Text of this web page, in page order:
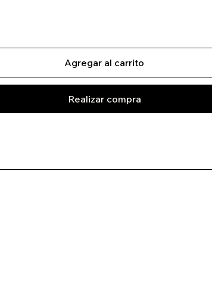
Agregar al carrito
Realizar compra